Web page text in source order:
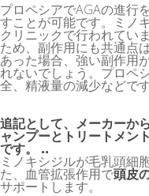
プロペシアでAGAの進行
すことが可能です。ミノ
クリニックで行われてい
ため、副作用にも共通点
あった場合、強い副作用
れないでしょう。プロペ
全、精液量の減少などです
追記として、メーカーか
ャンプーとトリートメン
です。 ..
ミノキシジルが毛乳頭細
た、血管拡張作用で頭皮
サポートします。